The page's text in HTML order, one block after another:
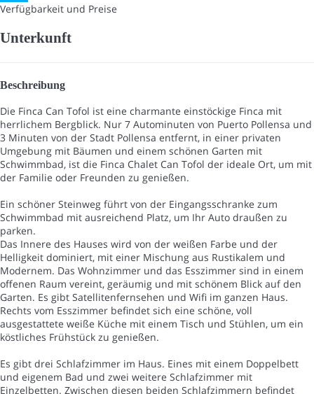
Verfügbarkeit und Preise
Unterkunft
Beschreibung
Die Finca Can Tofol ist eine charmante einstöckige Finca mit
herrlichem Bergblick. Nur 7 Autominuten von Puerto Pollensa und
3 Minuten von der Stadt Pollensa entfernt, in einer privaten
Umgebung mit Bäumen und einem schönen Garten mit
Schwimmbad, ist die Finca Chalet Can Tofol der ideale Ort, um mit
der Familie oder Freunden zu genießen.
Ein schöner Steinweg führt von der Eingangsschranke zum
Schwimmbad mit ausreichend Platz, um Ihr Auto draußen zu
parken.
Das Innere des Hauses wird von der weißen Farbe und der
Helligkeit dominiert, mit einer Mischung aus Rustikalem und
Modernem. Das Wohnzimmer und das Esszimmer sind in einem
offenen Raum vereint, geräumig und mit schönem Blick auf den
Garten. Es gibt Satellitenfernsehen und Wifi im ganzen Haus.
Rechts vom Esszimmer befindet sich eine schöne, voll
ausgestattete weiße Küche mit einem Tisch und Stühlen, um ein
köstliches Frühstück zu genießen.
Es gibt drei Schlafzimmer im Haus. Eines mit einem Doppelbett
und eigenem Bad und zwei weitere Schlafzimmer mit
Einzelbetten. Zwischen diesen beiden Schlafzimmern befindet